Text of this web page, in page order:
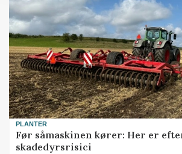
PLANTER
Før såmaskinen kører: Her er
skadedyrsrisici